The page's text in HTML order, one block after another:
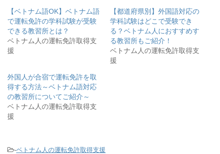
【ベトナム語OK】ベトナム語
で運転免許の学科試験が受験
できる教習所とは？
ベトナム人の運転免許取得支
援
【都道府県別】外国語対応の
学科試験はどこで受験でき
る？ベトナム人におすすめす
る教習所もご紹介！
ベトナム人の運転免許取得支
援
外国人が合宿で運転免許を取
得する方法～ベトナム語対応
の教習所についてご紹介～
ベトナム人の運転免許取得支
援
-ベトナム人の運転免許取得支援